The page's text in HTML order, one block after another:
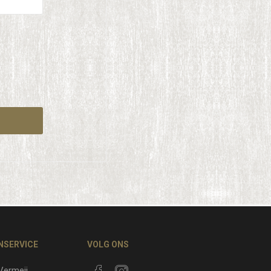
VOLG ONS